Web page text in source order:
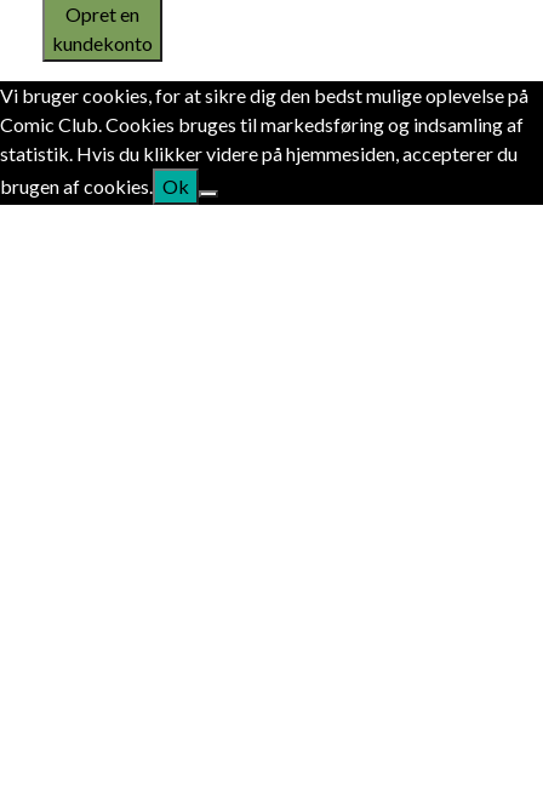
Opret en
kundekonto
Vi bruger cookies, for at sikre dig den bedst mulige oplevelse på
Comic Club. Cookies bruges til markedsføring og indsamling af
statistik. Hvis du klikker videre på hjemmesiden, accepterer du
brugen af cookies. Ok